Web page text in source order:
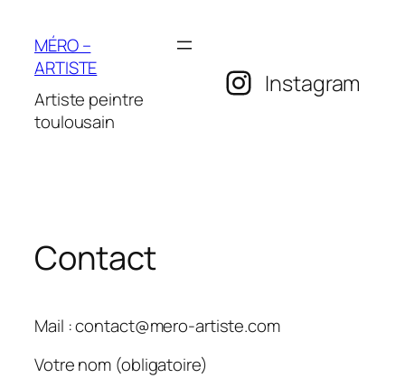
contenu
MÉRO –
ARTISTE
Artiste peintre
toulousain
Instagram
Contact
Mail : contact@mero-artiste.com
Votre nom (obligatoire)